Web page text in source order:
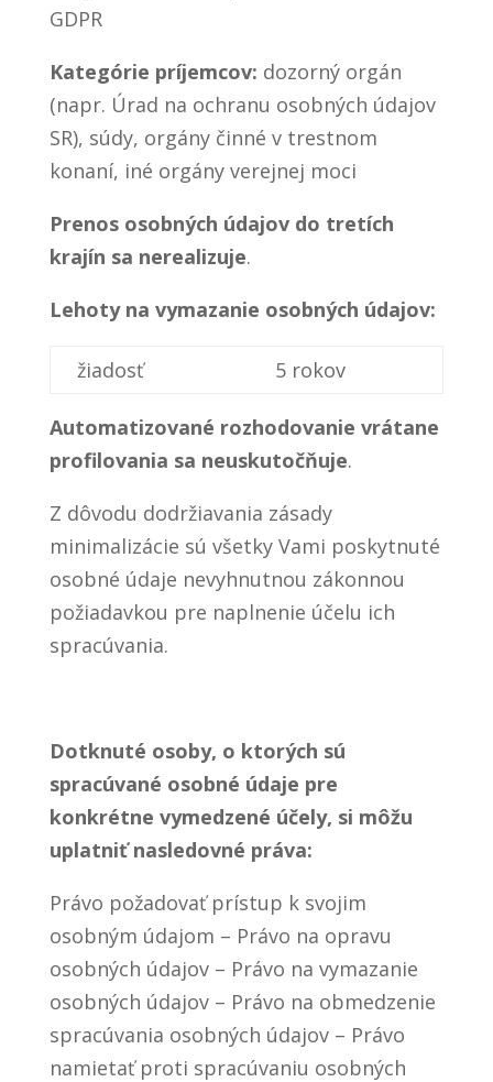
GDPR
Kategórie príjemcov: dozorný orgán
(napr. Úrad na ochranu osobných údajov
SR), súdy, orgány činné v trestnom
konaní, iné orgány verejnej moci
Prenos osobných údajov do tretích
krajín sa nerealizuje.
Lehoty na vymazanie osobných údajov:
žiadosť 5 rokov
Automatizované rozhodovanie vrátane
profilovania sa neuskutočňuje.
Z dôvodu dodržiavania zásady
minimalizácie sú všetky Vami poskytnuté
osobné údaje nevyhnutnou zákonnou
požiadavkou pre naplnenie účelu ich
spracúvania.
Dotknuté osoby, o ktorých sú
spracúvané osobné údaje pre
konkrétne vymedzené účely, si môžu
uplatniť nasledovné práva:
Právo požadovať prístup k svojim
osobným údajom – Právo na opravu
osobných údajov – Právo na vymazanie
osobných údajov – Právo na obmedzenie
spracúvania osobných údajov – Právo
namietať proti spracúvaniu osobných